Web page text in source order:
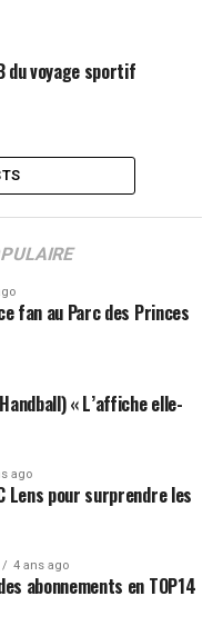
du voyage sportif
fan au Parc des Princes
« L’affiche elle-
ago
Lens pour surprendre les
4 ans ago
abonnements en TOP14